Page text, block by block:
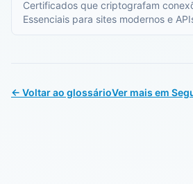
Certificados que criptografam
Essenciais para sites modernos e
← Voltar ao glossárioVer mais em